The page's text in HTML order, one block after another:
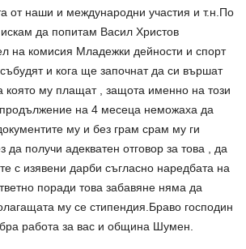
от наши и международни участия и т.н.По
да попитам Васил Христов
на комисия Младежки дейности и спорт
и кога ще започнат да си вършат
която му плащат , защота именно на този
продължение на 4 месеца неможаха да
му и без грам срам му ги
да получи адекватен отговор за това , да
с изявени дарби съгласно наредбата на
поради това забавяне няма да
му се стипендия.Браво господин
работа за вас и община Шумен.